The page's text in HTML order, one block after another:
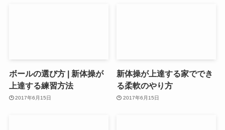
ボールの選び方 | 新体操が
上達する練習方法
2017年6月15日
新体操が上達する家ででき
る柔軟のやり方
2017年6月15日